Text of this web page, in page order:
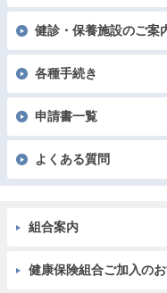
健診・保養施設のご案
各種手続き
申請書一覧
よくある質問
組合案内
健康保険組合ご加入の